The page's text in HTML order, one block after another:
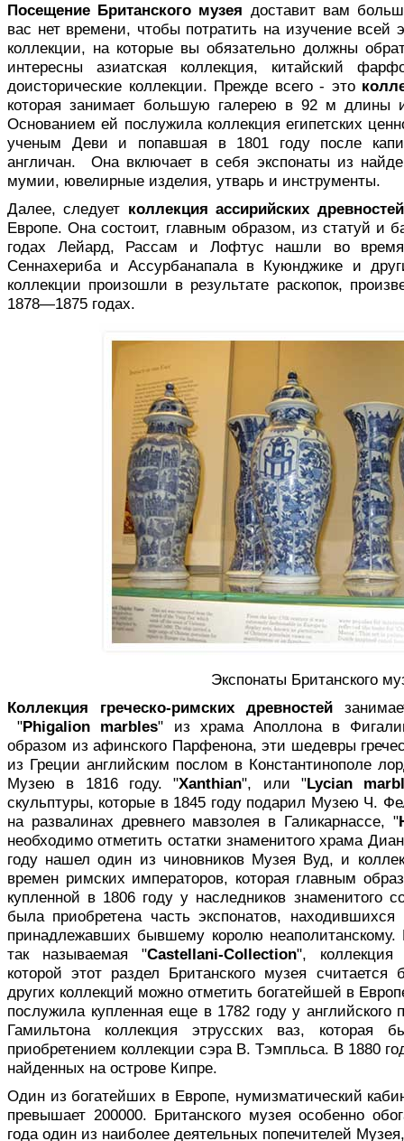
Посещение Британского музея доставит вам
вас нет времени, чтобы потратить на изучение всей
коллекции, на которые вы обязательно должны
интересны азиатская коллекция, китайский
доисторические коллекции. Прежде всего - это
которая занимает большую галерею в 92 м длины
Основанием ей послужила коллекция египетских
ученым Деви и попавшая в 1801 году после
англичан. Она включает в себя экспонаты из
мумии, ювелирные изделия, утварь и инструменты.
Далее, следует коллекция ассирийских древностей
Европе. Она состоит, главным образом, из статуй и
годах Лейард, Рассам и Лофтус нашли во время
Сеннахериба и Ассурбанапала в Куюнджике и
коллекции произошли в результате раскопок,
1878—1875 годах.
Экспонаты Британского
Коллекция греческо-римских древностей
"Phigalion marbles" из храма Аполлона в
образом из афинского Парфенона, эти шедевры
из Греции английским послом в Константинополе
Музею в 1816 году. "Xanthian", или "Lycian
скульптуры, которые в 1845 году подарил Музею Ч.
на развалинах древнего мавзолея в Галикарнассе, "
необходимо отметить остатки знаменитого храма
году нашел один из чиновников Музея Вуд, и
времен римских императоров, которая главным
купленной в 1806 году у наследников знаменитого
была приобретена часть экспонатов,
принадлежавших бывшему королю неаполитанскому.
так называемая "Castellani-Collection", коллекция
которой этот раздел Британского музея
других коллекций можно отметить богатейшей в
послужила купленная еще в 1782 году у
Гамильтона коллекция этрусских ваз, которая
приобретением коллекции сэра В. Тэмпльса. В 1880
найденных на острове Кипре.
Один из богатейших в Европе, нумизматический
превышает 200000. Британского музея особенно
года один из наиболее деятельных попечителей